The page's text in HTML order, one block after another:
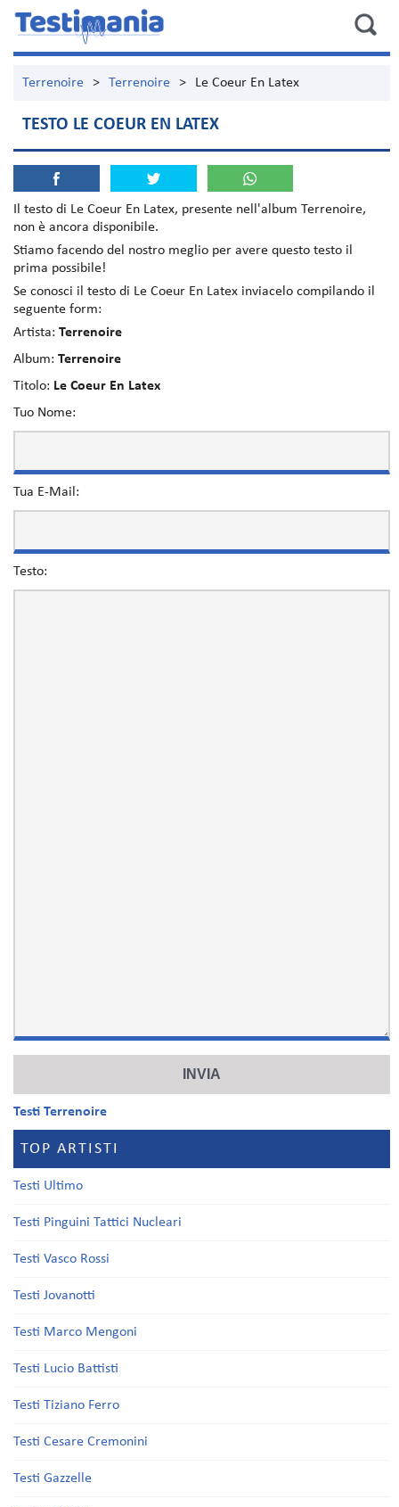
Terrenoire > Terrenoire > Le Coeur En Latex
TESTO LE COEUR EN LATEX
Il testo di Le Coeur En Latex, presente nell'album Terrenoire,
non è ancora disponibile.
Stiamo facendo del nostro meglio per avere questo testo il
prima possibile!
Se conosci il testo di Le Coeur En Latex inviacelo compilando il
seguente form:
Artista: Terrenoire
Album: Terrenoire
Titolo: Le Coeur En Latex
Tuo Nome:
Tua E-Mail:
Testo:
Testi Terrenoire
TOP ARTISTI
Testi Ultimo
Testi Pinguini Tattici Nucleari
Testi Vasco Rossi
Testi Jovanotti
Testi Marco Mengoni
Testi Lucio Battisti
Testi Tiziano Ferro
Testi Cesare Cremonini
Testi Gazzelle